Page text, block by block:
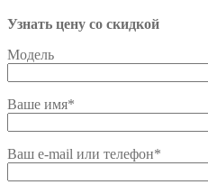
Узнать цену со скидкой
Модель
Ваше имя*
Ваш e-mail или телефон*